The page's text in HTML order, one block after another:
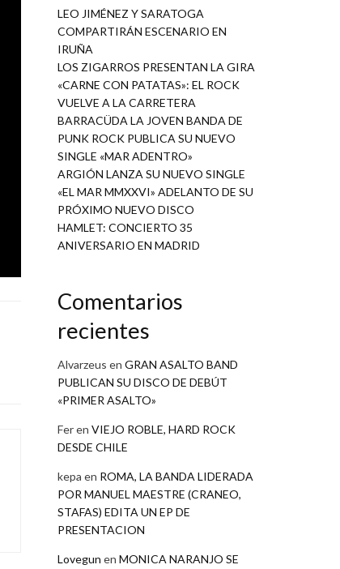
LEO JIMÉNEZ Y SARATOGA
COMPARTIRÁN ESCENARIO EN
IRUÑA
LOS ZIGARROS PRESENTAN LA GIRA
«CARNE CON PATATAS»: EL ROCK
VUELVE A LA CARRETERA
BARRACÜDA LA JOVEN BANDA DE
PUNK ROCK PUBLICA SU NUEVO
SINGLE «MAR ADENTRO»
ARGIÓN LANZA SU NUEVO SINGLE
«EL MAR MMXXVI» ADELANTO DE SU
PRÓXIMO NUEVO DISCO
HAMLET: CONCIERTO 35
ANIVERSARIO EN MADRID
Comentarios
recientes
Alvarzeus en GRAN ASALTO BAND
PUBLICAN SU DISCO DE DEBÚT
«PRIMER ASALTO»
Feren VIEJO ROBLE, HARD ROCK
DESDE CHILE
kepa en ROMA, LA BANDA LIDERADA
POR MANUEL MAESTRE (CRANEO,
STAFAS) EDITA UN EP DE
PRESENTACION
Lovegun en MONICA NARANJO SE